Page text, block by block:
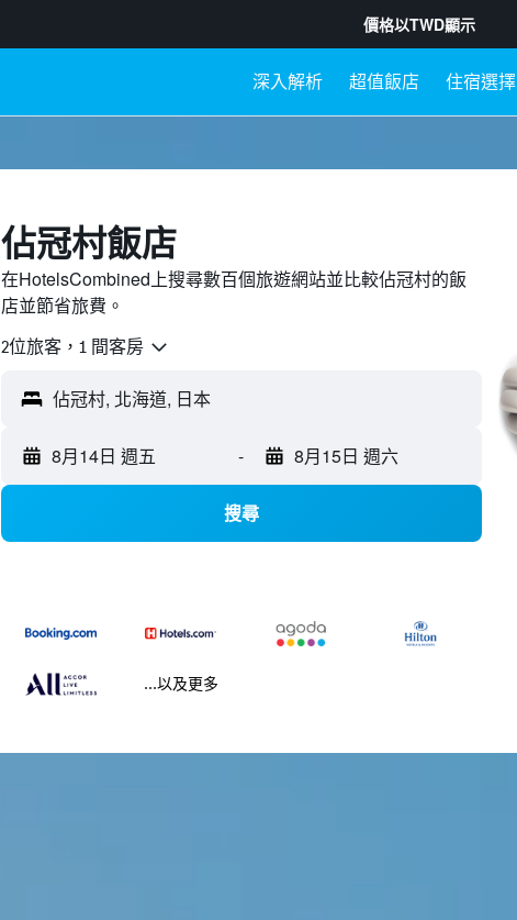
價格以TWD顯示
深入解析 超值飯店 住宿選擇
佔冠村飯店
在HotelsCombined上搜尋數百個旅遊網站並比較佔冠村的飯
店並節省旅費。
2位旅客，1 間客房
8月14日 週五 - 8月15日 週六
搜尋
...以及更多